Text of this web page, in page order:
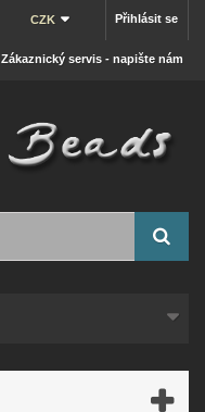
Přihlásit se
CZK
Zákaznický servis - napište nám